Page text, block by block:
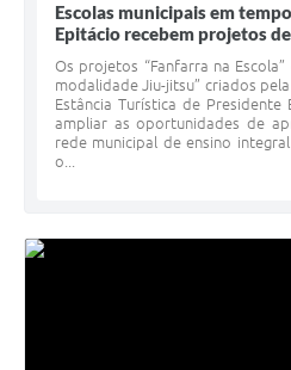
Escolas municipais em
Epitácio recebem projetos
Os projetos “Fanfarra na Escola”
modalidade Jiu-jitsu” criados
Estância Turística de
ampliar as oportunidades de
rede municipal de ensino
o...